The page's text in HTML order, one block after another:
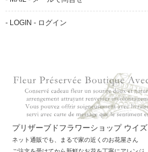
- LOGIN - ログイン
プリザーブドフラワーショップ ウイズ
ネット通販でも、まるで家の近くのお花屋さん